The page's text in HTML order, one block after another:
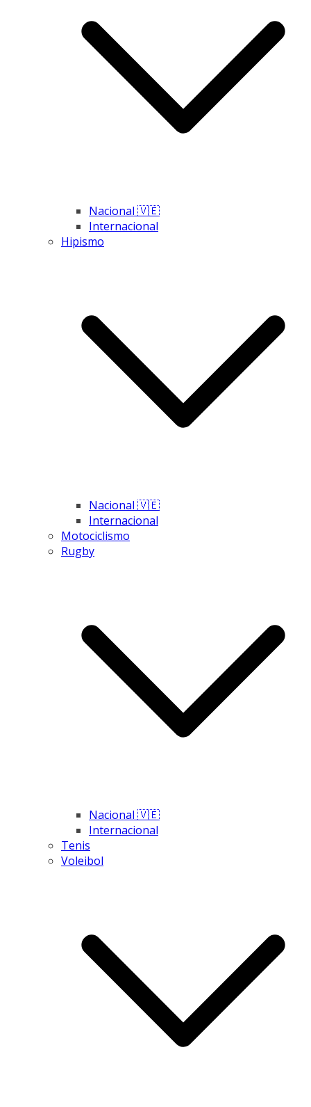
Nacional 🇻🇪
Internacional
Hipismo
Nacional 🇻🇪
Internacional
Motociclismo
Rugby
Nacional 🇻🇪
Internacional
Tenis
Voleibol